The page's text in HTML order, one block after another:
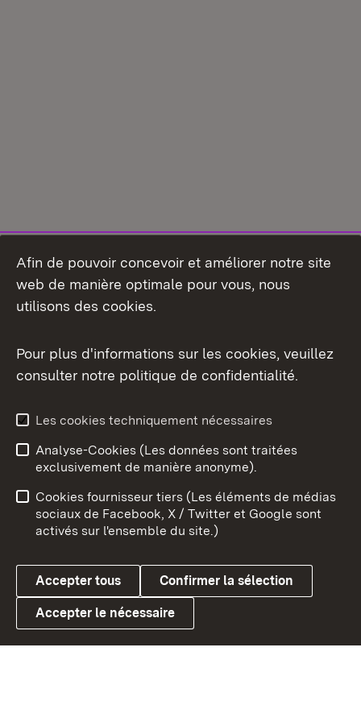
Aperçu des thèmes
Link zum Landesportal
Conseils d'utilisation
Confidentialité
Cookies
Afin de pouvoir concevoir et améliorer notre site
web de manière optimale pour vous, nous
utilisons des cookies.
Pour plus d'informations sur les cookies, veuillez
consulter notre politique de confidentialité.
Les cookies techniquement nécessaires
Analyse-Cookies (Les données sont traitées
exclusivement de manière anonyme).
Cookies fournisseur tiers (Les éléments de médias
sociaux de Facebook, X / Twitter et Google sont
activés sur l'ensemble du site.)
Accepter tous Confirmer la sélection
Accepter le nécessaire